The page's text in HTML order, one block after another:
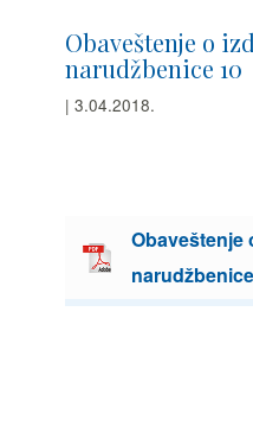
Obaveštenje o
narudžbenice 10
| 3.04.2018.
Obaveštenje